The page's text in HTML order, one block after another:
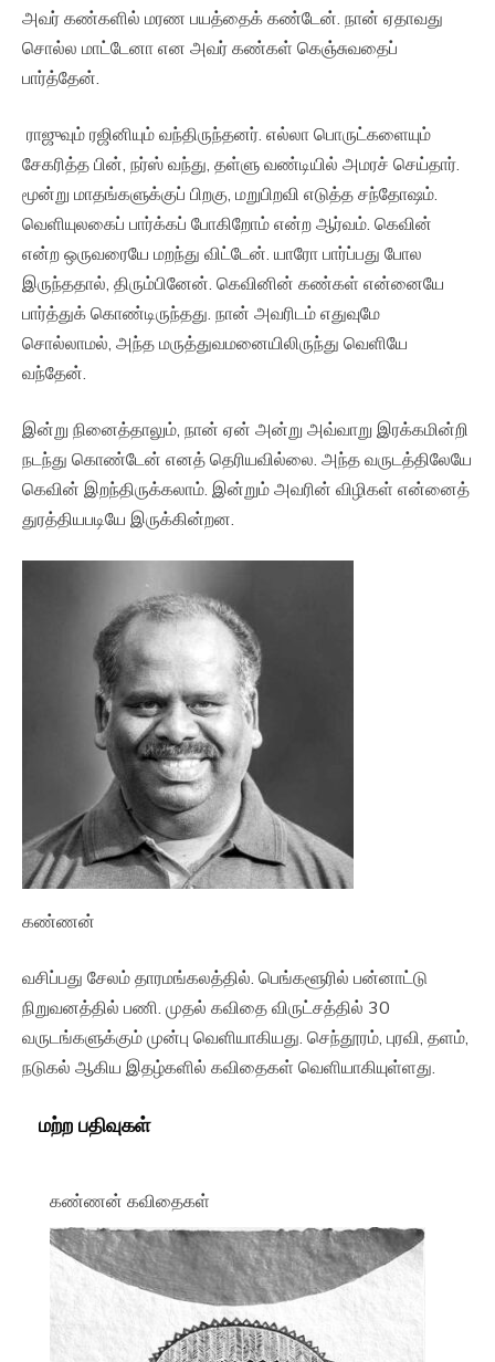
அவர் கண்களில் மரண பயத்தைக் கண்டேன். நான் ஏதாவது
சொல்ல மாட்டேனா என அவர் கண்கள் கெஞ்சுவதைப்
பார்த்தேன்.
ராஜுவும் ரஜினியும் வந்திருந்தனர். எல்லா பொருட்களையும்
சேகரித்த பின், நர்ஸ் வந்து, தள்ளு வண்டியில் அமரச் செய்தார்.
மூன்று மாதங்களுக்குப் பிறகு, மறுபிறவி எடுத்த சந்தோஷம்.
வெளியுலகைப் பார்க்கப் போகிறோம் என்ற ஆர்வம். கெவின்
என்ற ஒருவரையே மறந்து விட்டேன். யாரோ பார்ப்பது போல
இருந்ததால், திரும்பினேன். கெவினின் கண்கள் என்னையே
பார்த்துக் கொண்டிருந்தது. நான் அவரிடம் எதுவுமே
சொல்லாமல், அந்த மருத்துவமனையிலிருந்து வெளியே
வந்தேன்.
இன்று நினைத்தாலும், நான் ஏன் அன்று அவ்வாறு இரக்கமின்றி
நடந்து கொண்டேன் எனத் தெரியவில்லை. அந்த வருடத்திலேயே
கெவின் இறந்திருக்கலாம். இன்றும் அவரின் விழிகள் என்னைத்
துரத்தியபடியே இருக்கின்றன.
கண்ணன்
வசிப்பது சேலம் தாரமங்கலத்தில். பெங்களூரில் பன்னாட்டு
நிறுவனத்தில் பணி. முதல் கவிதை விருட்சத்தில் 30
வருடங்களுக்கும் முன்பு வெளியாகியது. செந்தூரம், புரவி, தளம்,
நடுகல் ஆகிய இதழ்களில் கவிதைகள் வெளியாகியுள்ளது.
மற்ற பதிவுகள்
கண்ணன் கவிதைகள்